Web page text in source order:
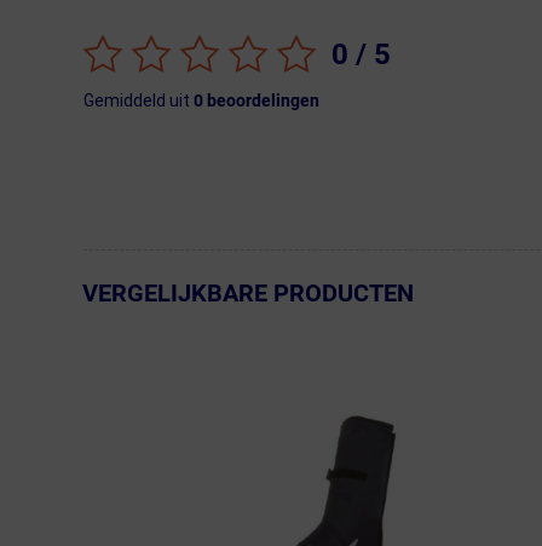
0 / 5
Gemiddeld uit 0beoordelingen
← Terug naar productnavigatie
VERGELIJKBARE PRODUCTEN